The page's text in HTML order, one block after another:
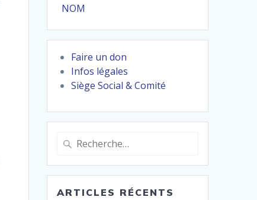
NOM
Faire un don
Infos légales
Siège Social & Comité
Recherche
:
ARTICLES RÉCENTS